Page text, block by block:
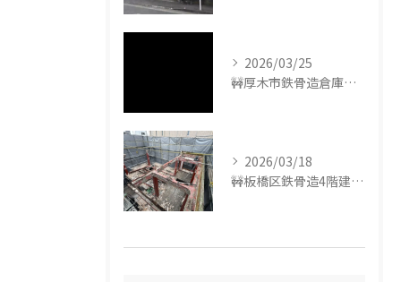
2026/03/25
🚧厚木市鉄骨造倉庫解体工事🚧
2026/03/18
🚧板橋区鉄骨造4階建て解体工事🚧